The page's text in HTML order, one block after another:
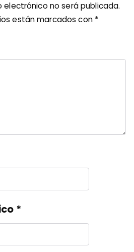
electrónico no será publicada.
están marcados con *
*